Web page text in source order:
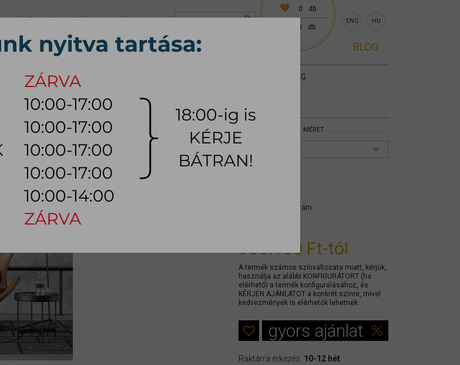
K, Sz, Cs, P:
10:00 - 17:00 (18:00 előre egyeztetve)
Szo:
10:00 - 14:00
0 db
0 db
ENG HU
BLOG
HÁLÓSZOBA BÚTOR SZŐNYEG
MÉRET
Cikkszám:
935.100 Ft-tól
A termék számos színváltozata miatt, kérjük,
használja az alábbi KONFIGURÁTORT (ha
elérhető) a termék konfigurálásához, és
KÉRJEN AJÁNLATOT a konkrét színre, mivel
kedvezmények is elérhetők lehetnek.
gyors ajánlat
Raktárra érkezés: 10-12 hét